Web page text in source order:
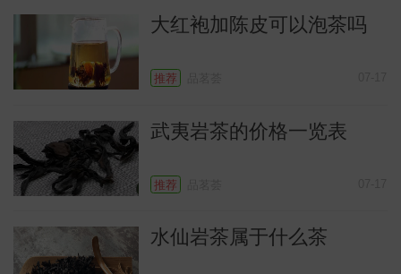
大红袍加陈皮可以泡茶吗
推荐
武夷岩茶的价格一览表
推荐
水仙岩茶属于什么茶